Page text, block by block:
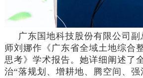
广东国地科技股份有限公司
师刘娜作《广东省全域土地综合
思考》学术报告。她详细阐述了
治“落规划、增耕地、腾空间、强